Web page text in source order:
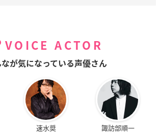
VOICE ACTOR
なが気になっている声優さん
速水奨 諏訪部順一